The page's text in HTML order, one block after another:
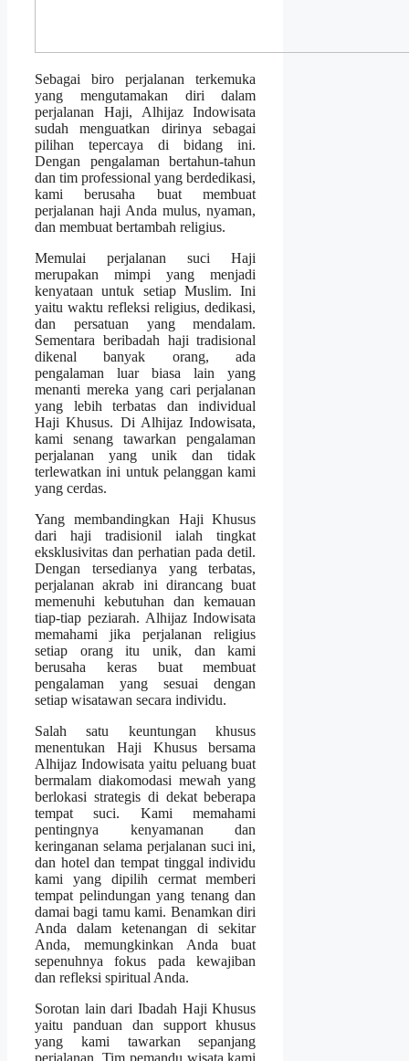
Sebagai biro perjalanan terkemuka
yang mengutamakan diri dalam
perjalanan Haji, Alhijaz Indowisata
sudah menguatkan dirinya sebagai
pilihan tepercaya di bidang ini.
Dengan pengalaman bertahun-tahun
dan tim professional yang berdedikasi,
kami berusaha buat membuat
perjalanan haji Anda mulus, nyaman,
dan membuat bertambah religius.
Memulai perjalanan suci Haji
merupakan mimpi yang menjadi
kenyataan untuk setiap Muslim. Ini
yaitu waktu refleksi religius, dedikasi,
dan persatuan yang mendalam.
Sementara beribadah haji tradisional
dikenal banyak orang, ada
pengalaman luar biasa lain yang
menanti mereka yang cari perjalanan
yang lebih terbatas dan individual
Haji Khusus. Di Alhijaz Indowisata,
kami senang tawarkan pengalaman
perjalanan yang unik dan tidak
terlewatkan ini untuk pelanggan kami
yang cerdas.
Yang membandingkan Haji Khusus
dari haji tradisionil ialah tingkat
eksklusivitas dan perhatian pada detil.
Dengan tersedianya yang terbatas,
perjalanan akrab ini dirancang buat
memenuhi kebutuhan dan kemauan
tiap-tiap peziarah. Alhijaz Indowisata
memahami jika perjalanan religius
setiap orang itu unik, dan kami
berusaha keras buat membuat
pengalaman yang sesuai dengan
setiap wisatawan secara individu.
Salah satu keuntungan khusus
menentukan Haji Khusus bersama
Alhijaz Indowisata yaitu peluang buat
bermalam diakomodasi mewah yang
berlokasi strategis di dekat beberapa
tempat suci. Kami memahami
pentingnya kenyamanan dan
keringanan selama perjalanan suci ini,
dan hotel dan tempat tinggal individu
kami yang dipilih cermat memberi
tempat pelindungan yang tenang dan
damai bagi tamu kami. Benamkan diri
Anda dalam ketenangan di sekitar
Anda, memungkinkan Anda buat
sepenuhnya fokus pada kewajiban
dan refleksi spiritual Anda.
Sorotan lain dari Ibadah Haji Khusus
yaitu panduan dan support khusus
yang kami tawarkan sepanjang